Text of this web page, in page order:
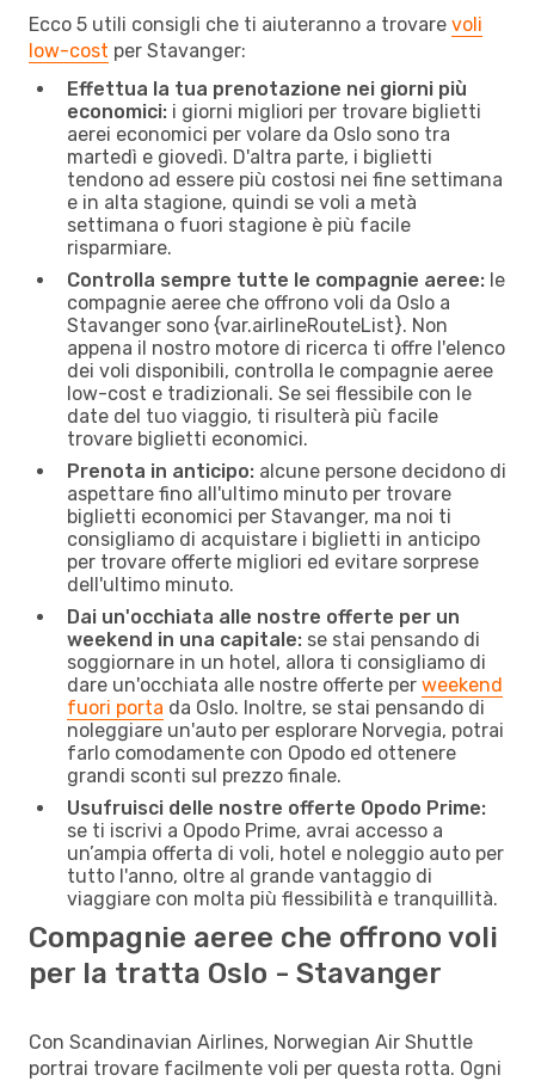
Ecco 5 utili consigli che ti aiuteranno a trovare voli
low-cost per Stavanger:
Effettua la tua prenotazione nei giorni più
economici: i giorni migliori per trovare biglietti
aerei economici per volare da Oslo sono tra
martedì e giovedì. D'altra parte, i biglietti
tendono ad essere più costosi nei fine settimana
e in alta stagione, quindi se voli a metà
settimana o fuori stagione è più facile
risparmiare.
Controlla sempre tutte le compagnie aeree: le
compagnie aeree che offrono voli da Oslo a
Stavanger sono {​var.airlineRouteList}. Non
appena il nostro motore di ricerca ti offre l'elenco
dei voli disponibili, controlla le compagnie aeree
low-cost e tradizionali. Se sei flessibile con le
date del tuo viaggio, ti risulterà più facile
trovare biglietti economici.
Prenota in anticipo: alcune persone decidono di
aspettare fino all'ultimo minuto per trovare
biglietti economici per Stavanger, ma noi ti
consigliamo di acquistare i biglietti in anticipo
per trovare offerte migliori ed evitare sorprese
dell'ultimo minuto.
Dai un'occhiata alle nostre offerte per un
weekend in una capitale: se stai pensando di
soggiornare in un hotel, allora ti consigliamo di
dare un'occhiata alle nostre offerte per weekend
fuori porta da Oslo. Inoltre, se stai pensando di
noleggiare un'auto per esplorare Norvegia, potrai
farlo comodamente con Opodo ed ottenere
grandi sconti sul prezzo finale.
Usufruisci delle nostre offerte Opodo Prime:
se ti iscrivi a Opodo Prime, avrai accesso a
un’ampia offerta di voli, hotel e noleggio auto per
tutto l'anno, oltre al grande vantaggio di
viaggiare con molta più flessibilità e tranquillità.
Compagnie aeree che offrono voli
per la tratta Oslo - Stavanger
Con Scandinavian Airlines, Norwegian Air Shuttle
portrai trovare facilmente voli per questa rotta. Ogni